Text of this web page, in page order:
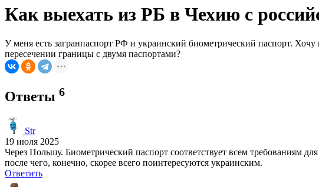
Как выехать из РБ в Чехию с
У меня есть загранпаспорт РФ и украинский биометрический паспорт.
пересечении границы с двумя паспортами?
Ответы 6
Str
19 июля 2025
Через Польшу. Биометрический паспорт соответствует всем требованиям
после чего, конечно, скорее всего поинтересуются украинским.
Ответить